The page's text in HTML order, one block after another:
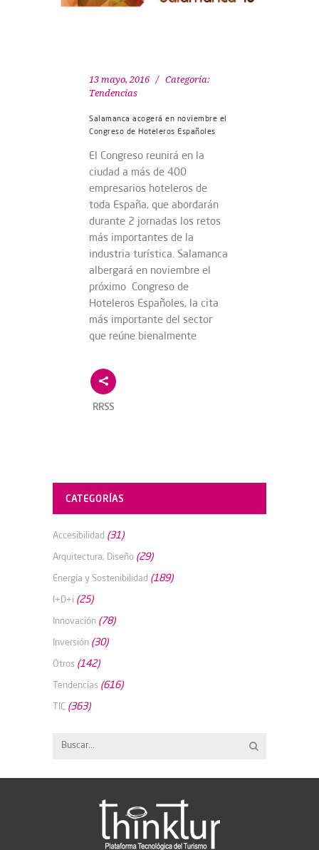
13 mayo, 2016
Categoría:
Tendencias
Salamanca acogerá en noviembre el
Congreso de Hoteleros Españoles
El Congreso reunirá en la
ciudad a más de 400
empresarios hoteleros de
toda España, que abordarán
durante 2 jornadas los retos
más importantes de la
industria turística. Salamanca
albergará en noviembre el
próximo Congreso de
Hoteleros Españoles, la cita
más importante del sector
que reúne bienalmente
RRSS
CATEGORÍAS
Accesibilidad (31)
Arquitectura, Diseño (29)
Energía y Sostenibilidad (189)
I+D+i (25)
Innovación (78)
Inversión (30)
Otros (142)
Tendencias (616)
TIC (363)